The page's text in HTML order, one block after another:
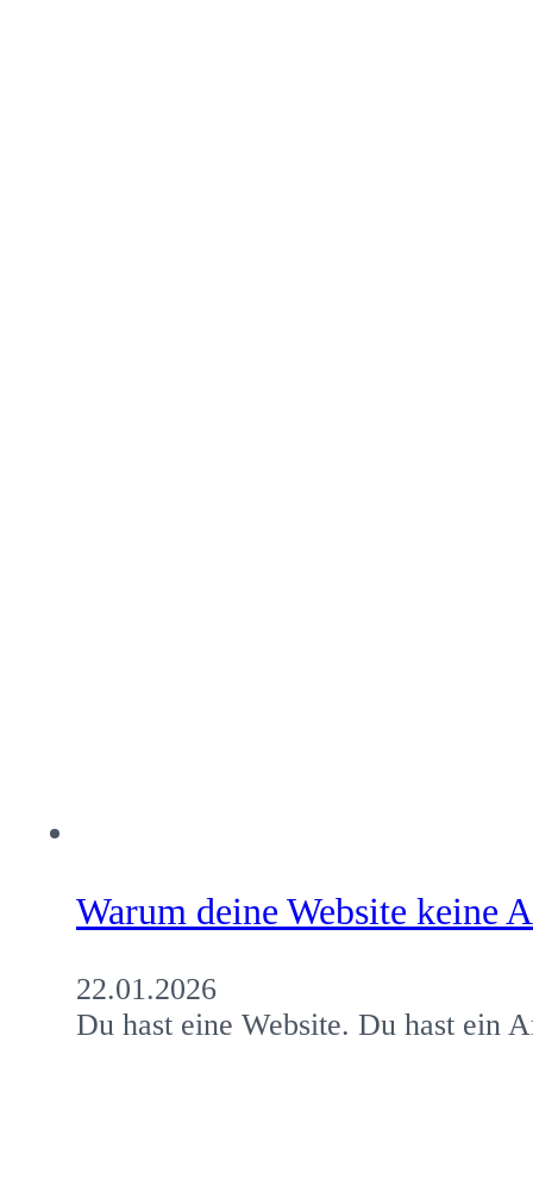
Warum deine Website keine
22.01.2026
Du hast eine Website. Du hast ein